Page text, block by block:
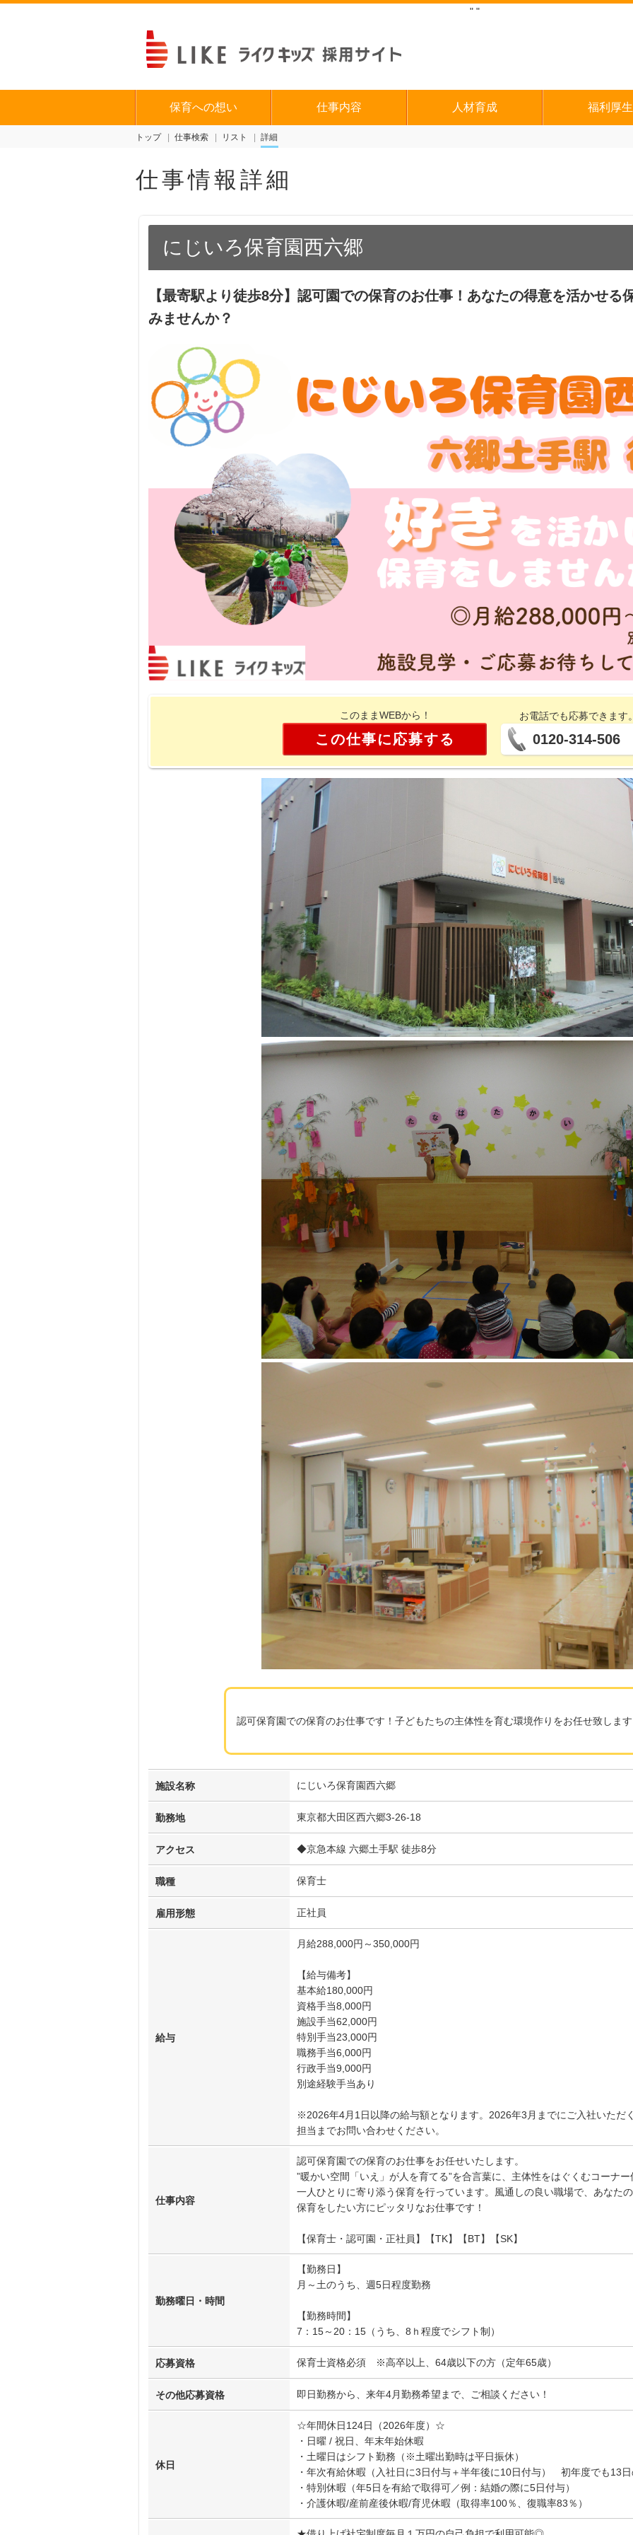
" "
保育への想い 仕事内容 人材育成 福利厚生
トップ 仕事検索 リスト 詳細
仕事情報詳細
にじいろ保育園西六郷
【最寄駅より徒歩8分】認可園での保育のお仕事！あなたの得意を活かせる
みませんか？
このままWEBから！
この仕事に応募する
お電話でも応募できます
0120-314-506
認可保育園での保育のお仕事です！子どもたちの主体性を育む環境作りをお任せ致しま
施設名称 にじいろ保育園西六郷
勤務地 東京都大田区西六郷3-26-18
アクセス ◆京急本線 六郷土手駅 徒歩8分
職種 保育士
雇用形態 正社員
給与
月給288,000円～350,000円
【給与備考】
基本給180,000円
資格手当8,000円
施設手当62,000円
特別手当23,000円
職務手当6,000円
行政手当9,000円
別途経験手当あり
※2026年4月1日以降の給与額となります。2026年3月までにご入社いただ
担当までお問い合わせください。
仕事内容
認可保育園での保育のお仕事をお任せいたします。
”暖かい空間「いえ」が人を育てる”を合言葉に、主体性をはぐくむコーナ
一人ひとりに寄り添う保育を行っています。風通しの良い職場で、あなた
保育をしたい方にピッタリなお仕事です！
【保育士・認可園・正社員】【TK】【BT】【SK】
勤務曜日・時間
【勤務日】
月～土のうち、週5日程度勤務
【勤務時間】
7：15～20：15（うち、8ｈ程度でシフト制）
応募資格 保育士資格必須 ※高卒以上、64歳以下の方（定年65歳）
その他応募資格 即日勤務から、来年4月勤務希望まで、ご相談ください！
休日
☆年間休日124日（2026年度）☆
・日曜 / 祝日、年末年始休暇
・土曜日はシフト勤務（※土曜出勤時は平日振休）
・年次有給休暇（入社日に3日付与＋半年後に10日付与） 初年度でも13
・特別休暇（年5日を有給で取得可／例：結婚の際に5日付与）
・介護休暇/産前産後休暇/育児休暇（取得率100％、復職率83％）